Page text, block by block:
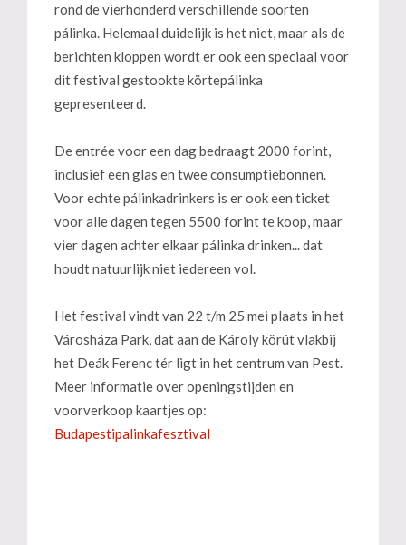
rond de vierhonderd verschillende soorten
pálinka. Helemaal duidelijk is het niet, maar als de
berichten kloppen wordt er ook een speciaal voor
dit festival gestookte körtepálinka
gepresenteerd.
De entrée voor een dag bedraagt 2000 forint,
inclusief een glas en twee consumptiebonnen.
Voor echte pálinkadrinkers is er ook een ticket
voor alle dagen tegen 5500 forint te koop, maar
vier dagen achter elkaar pálinka drinken... dat
houdt natuurlijk niet iedereen vol.
Het festival vindt van 22 t/m 25 mei plaats in het
Városháza Park, dat aan de Károly körút vlakbij
het Deák Ferenc tér ligt in het centrum van Pest.
Meer informatie over openingstijden en
voorverkoop kaartjes op:
Budapestipalinkafesztival